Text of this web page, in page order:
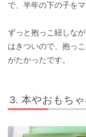
で、半年の下の子を
ずっと抱っこ紐しな
はきついので、抱っ
がたかったです。
本やおもち